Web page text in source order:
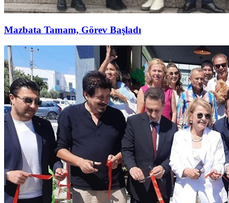
Mazbata Tamam, Görev Başladı